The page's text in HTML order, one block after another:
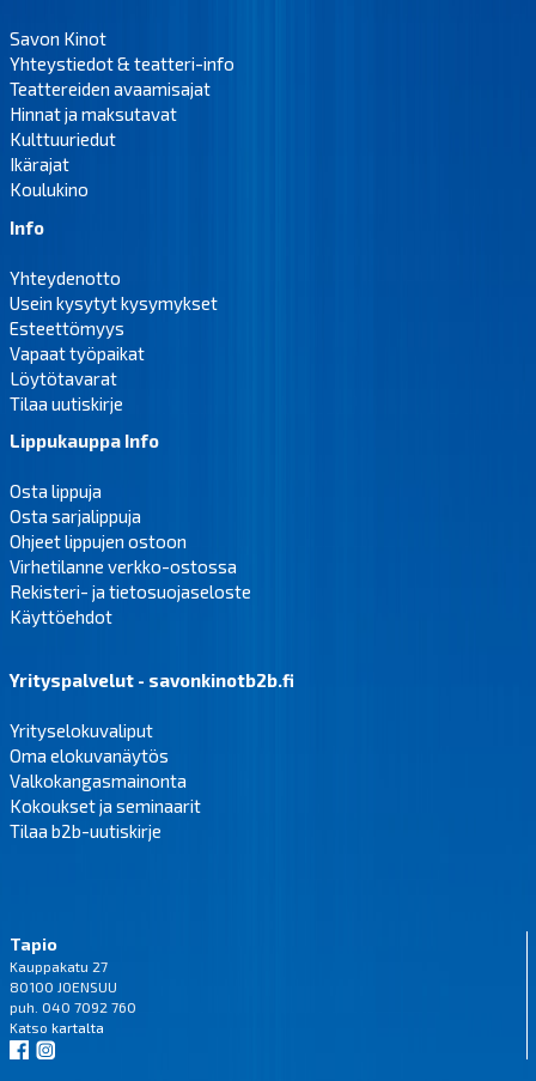
Savon Kinot
Yhteystiedot & teatteri-info
Teattereiden avaamisajat
Hinnat ja maksutavat
Kulttuuriedut
Ikärajat
Koulukino
Info
Yhteydenotto
Usein kysytyt kysymykset
Esteettömyys
Vapaat työpaikat
Löytötavarat
Tilaa uutiskirje
Lippukauppa Info
Osta lippuja
Osta sarjalippuja
Ohjeet lippujen ostoon
Virhetilanne verkko-ostossa
Rekisteri- ja tietosuojaseloste
Käyttöehdot
Yrityspalvelut - savonkinotb2b.fi
Yrityselokuvaliput
Oma elokuvanäytös
Valkokangasmainonta
Kokoukset ja seminaarit
Tilaa b2b-uutiskirje
Tapio
Kauppakatu 27
80100 JOENSUU
puh. 040 7092 760
Katso kartalta